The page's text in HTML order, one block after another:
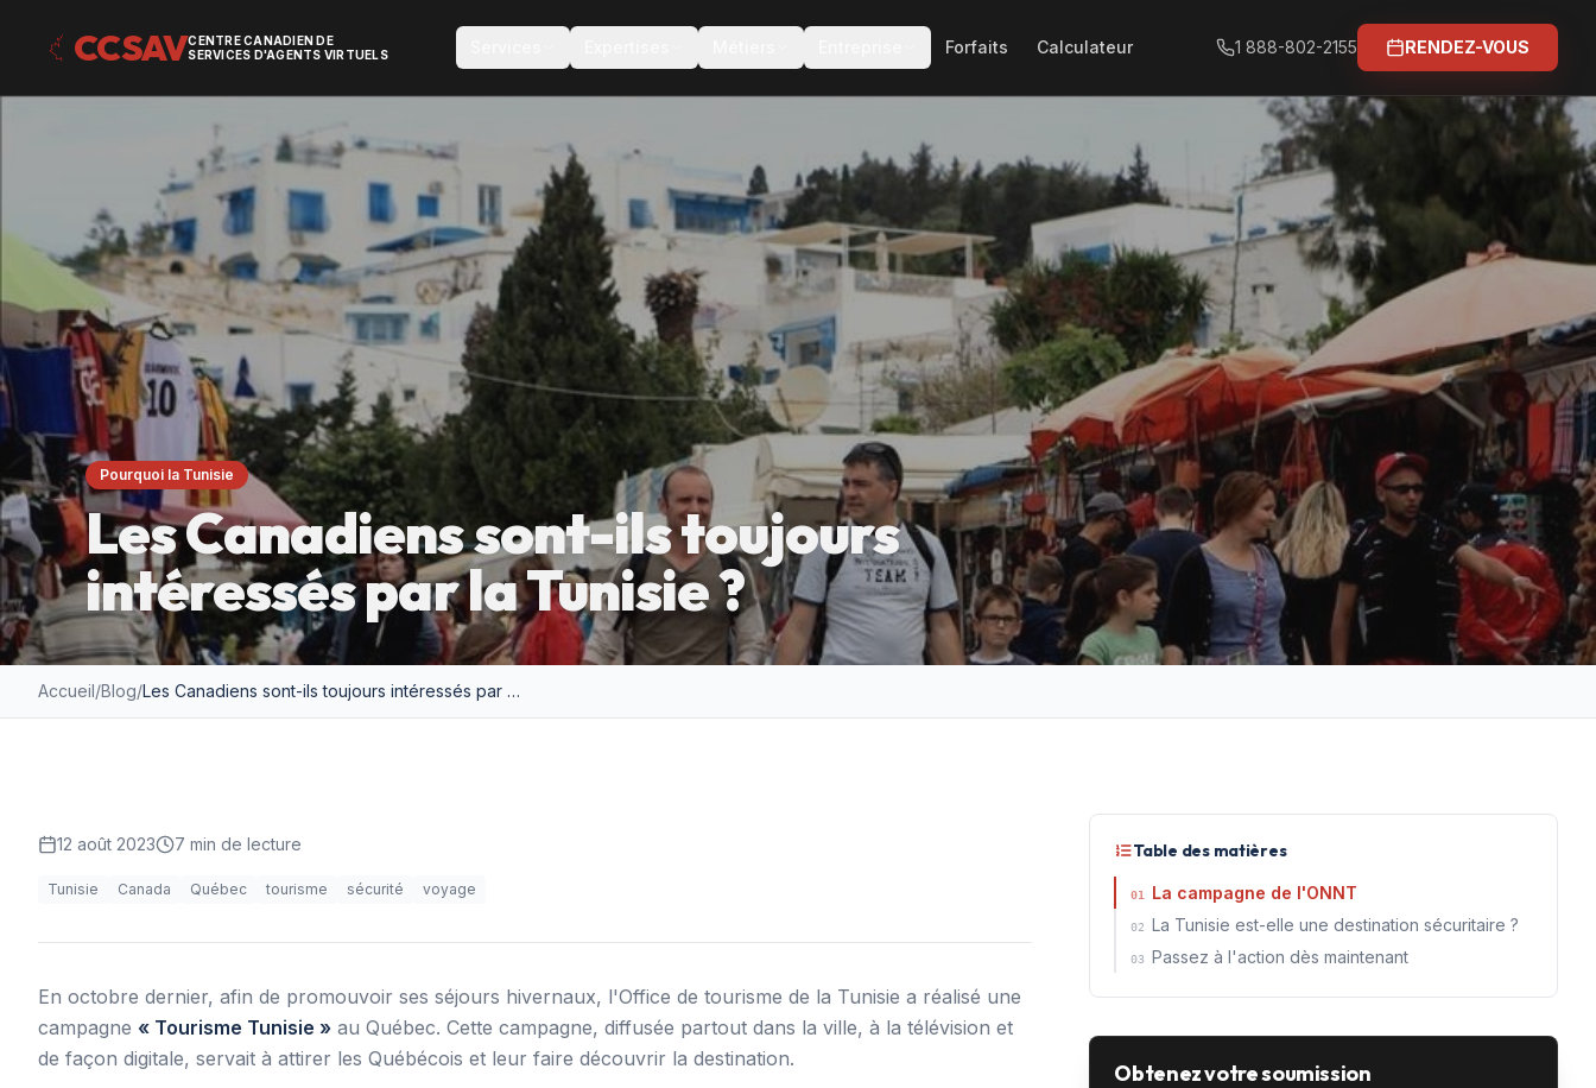
CCSAVCENTRE CANADIEN DE
SERVICES D'AGENTS VIRTUELS
Forfaits Calculateur 1 888-802-2155 RENDEZ-VOUS
Pourquoi la Tunisie
Les Canadiens sont-ils toujours
intéressés par la Tunisie ?
Accueil/Blog/ Les Canadiens sont-ils toujours intéressés par la Tunisie ?
12 août 2023 7 min de lecture
Tunisie Canada Québec tourisme sécurité voyage
En octobre dernier, afin de promouvoir ses séjours hivernaux, l'Office de tourisme de la Tunisie a réalisé une
campagne « Tourisme Tunisie » au Québec. Cette campagne, diffusée partout dans la ville, à la télévision et
de façon digitale, servait à attirer les Québécois et leur faire découvrir la destination.
Table des matières
01 La campagne de l'ONNT
02 La Tunisie est-elle une destination sécuritaire ?
03 Passez à l'action dès maintenant
Obtenez votre soumission